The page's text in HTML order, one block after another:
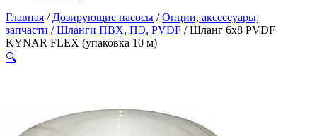
Главная / Дозирующие насосы /Опции, аксессуары,
запчасти /Шланги ПВХ, ПЭ, PVDF / Шланг 6х8 PVDF
KYNAR FLEX (упаковка 10 м)
🔍